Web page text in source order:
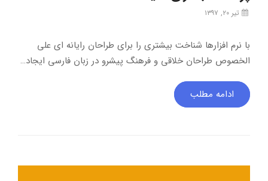
تیر ۲۰, ۱۳۹۷
با نرم افزارها شناخت بیشتری را برای طراحان رایانه ای علی
الخصوص طراحان خلاقی و فرهنگ پیشرو در زبان فارسی ایجاد…
ادامه مطلب